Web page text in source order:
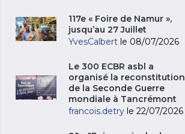
117e « Foire de Namur »,
jusqu’au 27 Juillet
YvesCalbert le 08/07/2026
Le 300 ECBR asbl a
organisé la reconstitution
de la Seconde Guerre
mondiale à Tancrémont
francois.detry le 22/07/2026